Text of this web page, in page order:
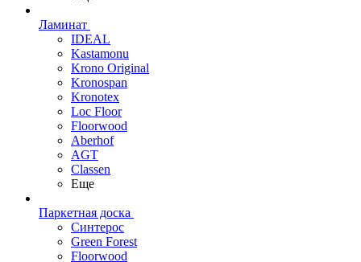
Ламинат
IDEAL
Kastamonu
Krono Original
Kronospan
Kronotex
Loc Floor
Floorwood
Aberhof
AGT
Classen
Еще
Паркетная доска
Синтерос
Green Forest
Floorwood